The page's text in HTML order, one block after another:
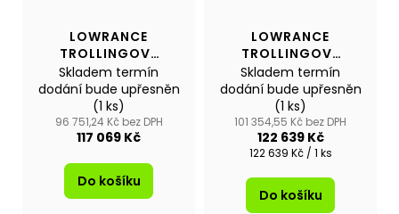
LOWRANCE
TROLLINGOVÝ
MOTOR RECON
60"FW
Skladem termín
dodání bude upřesněn
(1 ks)
96 751,24 Kč bez DPH
117 069 Kč
Do košíku
LOWRANCE
TROLLINGOVÝ
MOTOR RECON
54"SW
Skladem termín
dodání bude upřesněn
(1 ks)
101 354,55 Kč bez DPH
122 639 Kč
Měrná
122 639 Kč / 1 ks
Do košíku